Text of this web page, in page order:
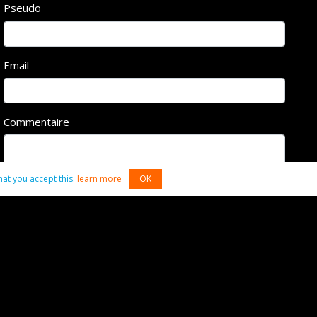
Pseudo
Email
Commentaire
you accept this. learn more OK